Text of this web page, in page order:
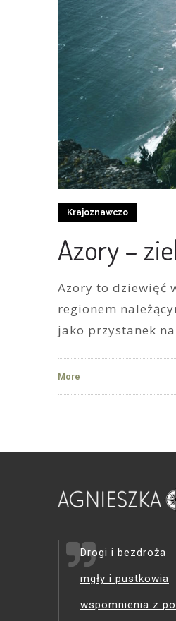
Krajoznawczo
Azory –
Azory to dziewięć
regionem
jako przystanek
More
Drogi i bezdroża
mgły i pustkowia
wspomnienia z